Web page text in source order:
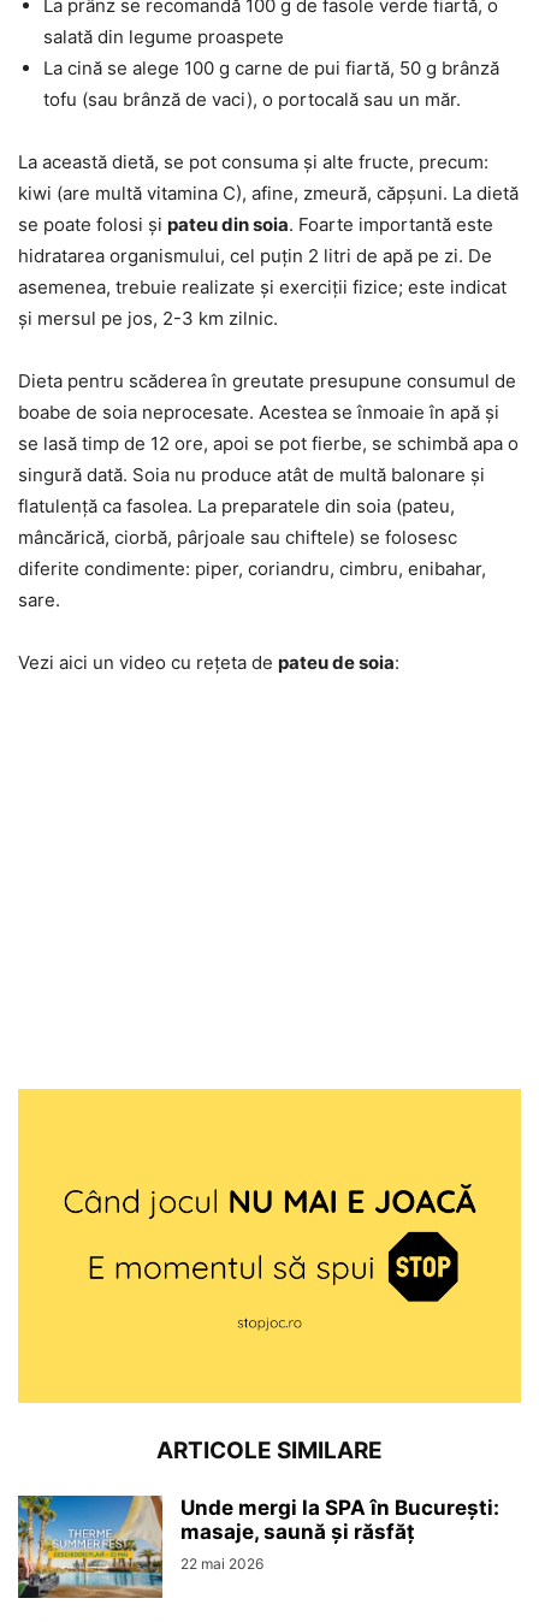
La prânz se recomandă 100 g de fasole verde fiartă, o
salată din legume proaspete
La cină se alege 100 g carne de pui fiartă, 50 g brânză
tofu (sau brânză de vaci), o portocală sau un măr.
La această dietă, se pot consuma și alte fructe, precum:
kiwi (are multă vitamina C), afine, zmeură, căpșuni. La dietă
se poate folosi și pateu din soia. Foarte importantă este
hidratarea organismului, cel puțin 2 litri de apă pe zi. De
asemenea, trebuie realizate și exerciții fizice; este indicat
și mersul pe jos, 2-3 km zilnic.
Dieta pentru scăderea în greutate presupune consumul de
boabe de soia neprocesate. Acestea se înmoaie în apă și
se lasă timp de 12 ore, apoi se pot fierbe, se schimbă apa o
singură dată. Soia nu produce atât de multă balonare și
flatulență ca fasolea. La preparatele din soia (pateu,
mâncărică, ciorbă, pârjoale sau chiftele) se folosesc
diferite condimente: piper, coriandru, cimbru, enibahar,
sare.
Vezi aici un video cu rețeta de pateu de soia:
ARTICOLE SIMILARE
Unde mergi la SPA în București:
masaje, saună și răsfăț
22 mai 2026